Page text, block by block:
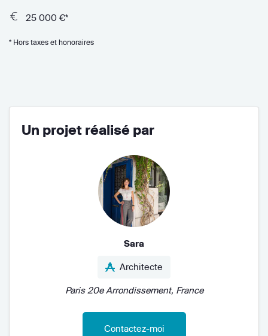
25 000 €*
* Hors taxes et honoraires
Un projet réalisé par
Sara
Architecte
Paris 20e Arrondissement, France
Contactez-moi